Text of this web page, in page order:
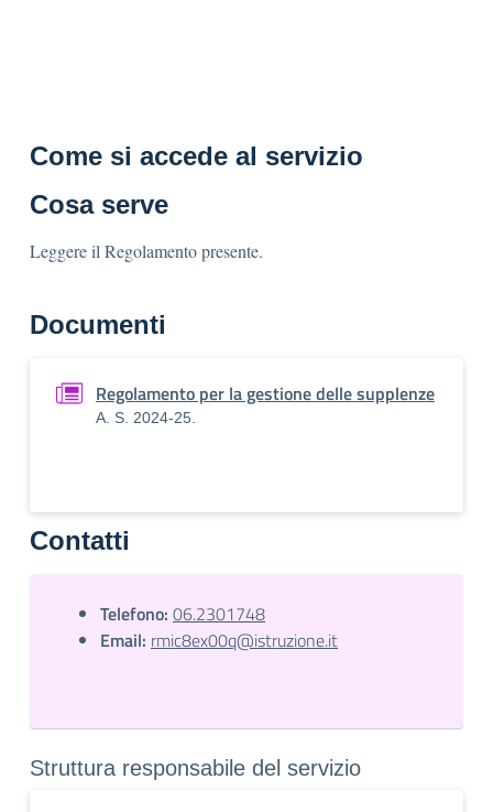
Come si accede al servizio
Cosa serve
Leggere il Regolamento presente.
Documenti
Regolamento per la gestione delle supplenze
A. S. 2024-25.
Contatti
Telefono: 06.2301748
Email: rmic8ex00q@istruzione.it
Struttura responsabile del servizio